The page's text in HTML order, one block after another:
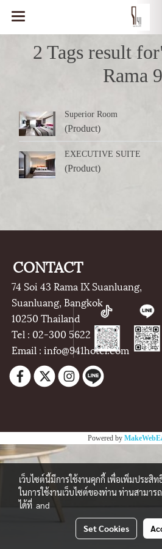
2 Tags result
Rama
Superior Room
(Product)
EXECUTIVE SUITE
(Product)
CONTACT
74 Soi 43 Rama IX Suanluang,
Suanluang, Bangkok
10250 Thailand
Tel : 02-300 5622
Email : info@941hotel.com
Powered by
เว็บไซต์นี้มีการใช้งานคุกกี้ เพื่อเพิ่มประ
ในการใช้งานเว็บไซต์ของท่าน ท่านสามาร
ได้ที่ and
Set Cookies